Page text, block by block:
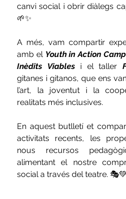
canvi social i obrir diàlegs
🌱✨
A més, vam compartir
amb el Youth in Action Camp
Inèdits Viables i el taller
gitanes i gitanos, que ens
l’art, la joventut i la
realitats més inclusives.
En aquest butlletí et
activitats recents, les
nous recursos
alimentant el nostre
social a través del teatre. 🎭💚